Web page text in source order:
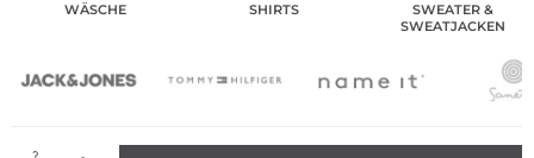
WÄSCHE SHIRTS
SWEATER &
SWEATJACKEN